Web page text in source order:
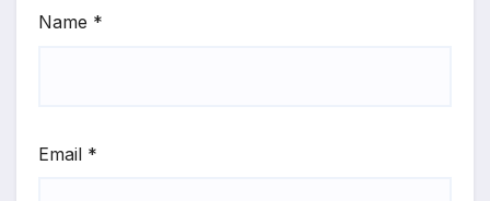
Name *
Email *